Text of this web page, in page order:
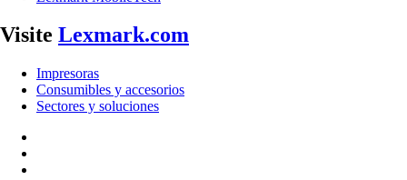
Visite Lexmark.com
Impresoras
Consumibles y accesorios
Sectores y soluciones